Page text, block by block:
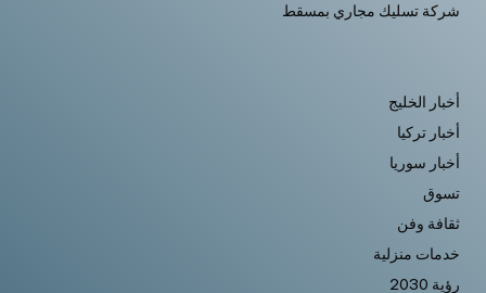
شركة تسليك مجاري بمسقط
أخبار الخليج
أخبار تركيا
أخبار سوريا
تسوق
ثقافة وفن
خدمات منزلية
رؤية 2030